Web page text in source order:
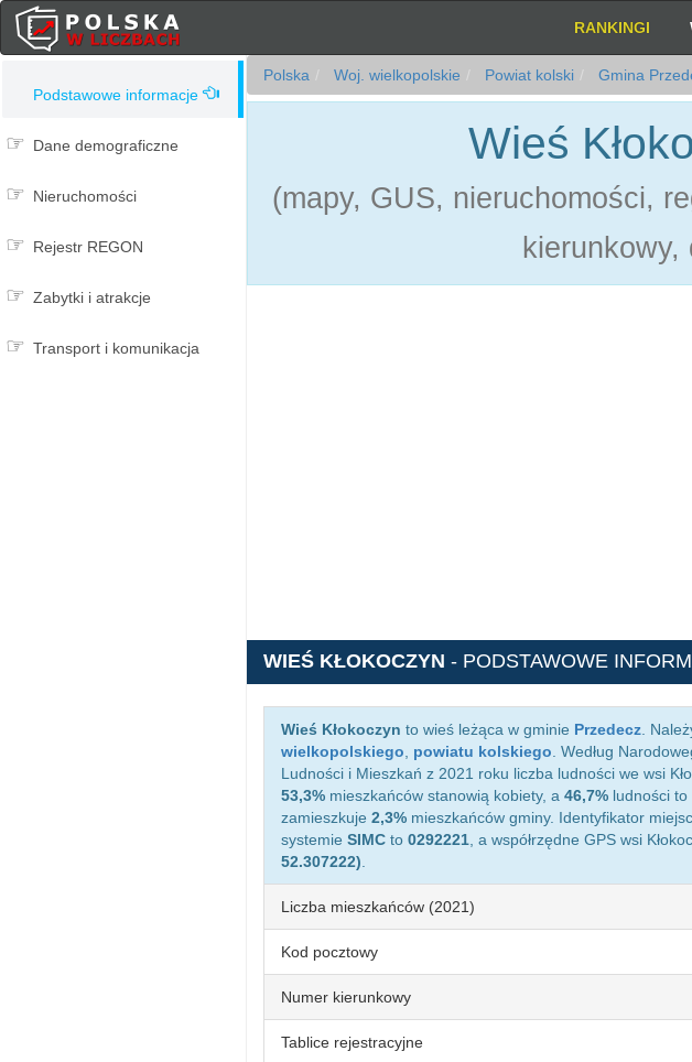
RANKINGI
Podstawowe informacje
Dane demograficzne
Nieruchomości
Rejestr REGON
Zabytki i atrakcje
Transport i komunikacja
Polska Woj. wielkopolskie Powiat kolski Gmina
Wieś
(mapy, GUS, nieruchomości,
WIEŚ KŁOKOCZYN - PODSTAWOWE
Wieś Kłokoczyn to wieś leżąca w gminie Przedecz .
wielkopolskiego
powiatu kolskiego . Według
Ludności i Mieszkań z 2021 roku liczba ludności we wsi
53,3% mieszkańców stanowią kobiety, a 46,7% ludności
zamieszkuje 2,3% mieszkańców gminy. Identyfikator
systemie SIMC to 0292221 , a współrzędne GPS wsi
52.307222)
Liczba mieszkańców (2021)
Kod pocztowy
Numer kierunkowy
Tablice rejestracyjne